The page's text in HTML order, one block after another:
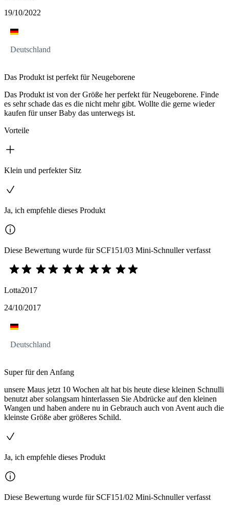
19/10/2022
Deutschland
Das Produkt ist perfekt für Neugeborene
Das Produkt ist von der Größe her perfekt für Neugeborene. Finde
es sehr schade das es die nicht mehr gibt. Wollte die gerne wieder
kaufen für unser Baby das unterwegs ist.
Vorteile
Klein und perfekter Sitz
Ja, ich empfehle dieses Produkt
Diese Bewertung wurde für SCF151/03 Mini-Schnuller verfasst
Lotta2017
24/10/2017
Deutschland
Super für den Anfang
unsere Maus jetzt 10 Wochen alt hat bis heute diese kleinen Schnulli
benutzt aber solangsam hinterlassen Sie Abdrücke auf den kleinen
Wangen und haben andere nu in Gebrauch auch von Avent auch die
kleinste Größe aber größeres Schild.
Ja, ich empfehle dieses Produkt
Diese Bewertung wurde für SCF151/02 Mini-Schnuller verfasst